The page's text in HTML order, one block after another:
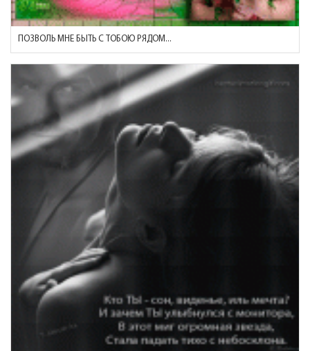
ПОЗВОЛЬ МНЕ БЫТЬ С ТОБОЮ РЯДОМ...